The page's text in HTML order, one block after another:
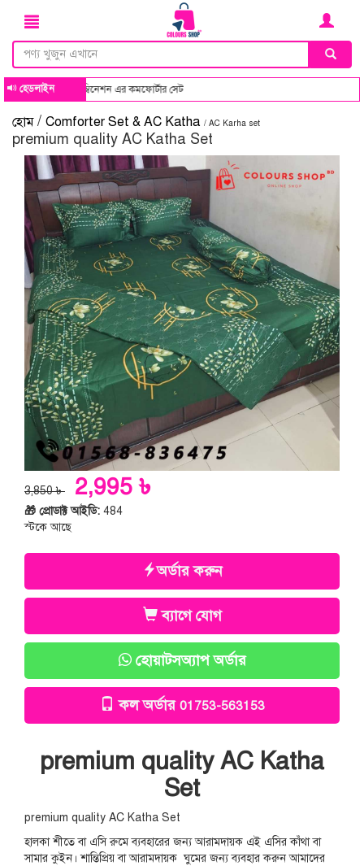
হেডলাইন
ও কালার কম্বিনেশন এর কমফোর্টার সেট
হোম / Comforter Set & AC Katha / AC Karha set
premium quality AC Katha Set
3,850 ৳ 2,995 ৳
🎁 প্রোডাক্ট আইডি: 484
স্টকে আছে
অর্ডার করুন
ব্যাগে যোগ
হোয়াটসঅ্যাপ অর্ডার
কল অর্ডার 01753-563153
premium quality AC Katha
Set
premium quality AC Katha Set
হালকা শীতে বা এসি রুমে ব্যবহারের জন্য আরামদায়ক এই এসির কাঁথা বা
সামার কুইন। শান্তিপ্রিয় বা আরামদায়ক ঘুমের জন্য ব্যবহার করুন আমাদের